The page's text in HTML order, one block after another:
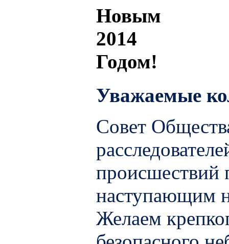
Уважаемые
Совет
происшествий
наступающим
Желаем